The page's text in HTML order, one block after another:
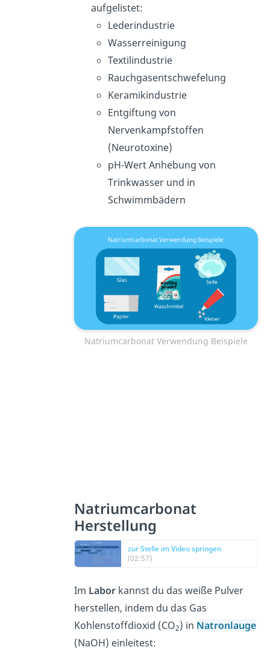
aufgelistet:
Lederindustrie
Wasserreinigung
Textilindustrie
Rauchgasentschwefelung
Keramikindustrie
Entgiftung von
Nervenkampfstoffen
(Neurotoxine)
pH-Wert Anhebung von
Trinkwasser und in
Schwimmbädern
Natriumcarbonat Verwendung Beispiele
Natriumcarbonat
Herstellung
zur Stelle im Video springen
(02:57)
Im Laborkannst du das weiße Pulver
herstellen, indem du das Gas
Kohlenstoffdioxid (CO2) in Natronlauge
(NaOH) einleitest: